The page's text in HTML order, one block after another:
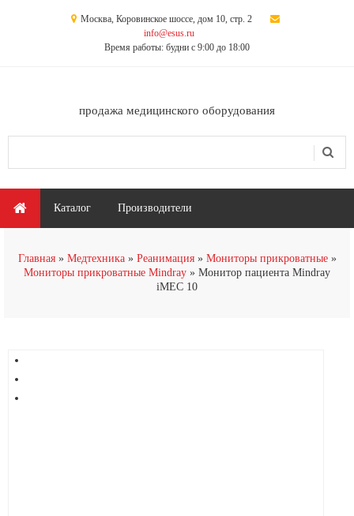
Москва, Коровинское шоссе, дом 10, стр. 2
info@esus.ru
Время работы: будни с 9:00 до 18:00
продажа медицинского оборудования
Главное меню
Каталог Производители
Главная Медтехника Реанимация
Мониторы прикроватные
Мониторы прикроватные Mindray
Монитор пациента Mindray
iMEC 10